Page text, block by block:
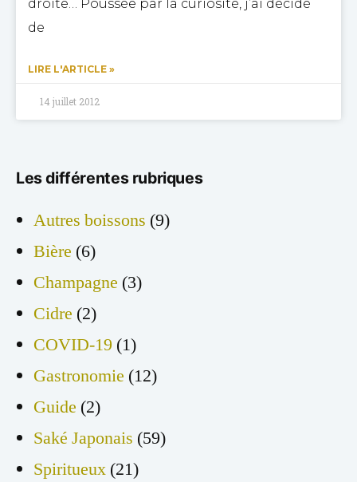
droite… Poussée par la curiosité, j’ai décidé
de
LIRE L'ARTICLE »
14 juillet 2012
Les différentes rubriques
Autres boissons (9)
Bière (6)
Champagne (3)
Cidre (2)
COVID-19 (1)
Gastronomie (12)
Guide (2)
Saké Japonais (59)
Spiritueux (21)